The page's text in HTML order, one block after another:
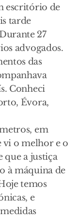
escritório de
tarde
27
advogados.
das
Conheci
Évora,
em
vi o melhor e o
que a justiça
à máquina de
temos
e